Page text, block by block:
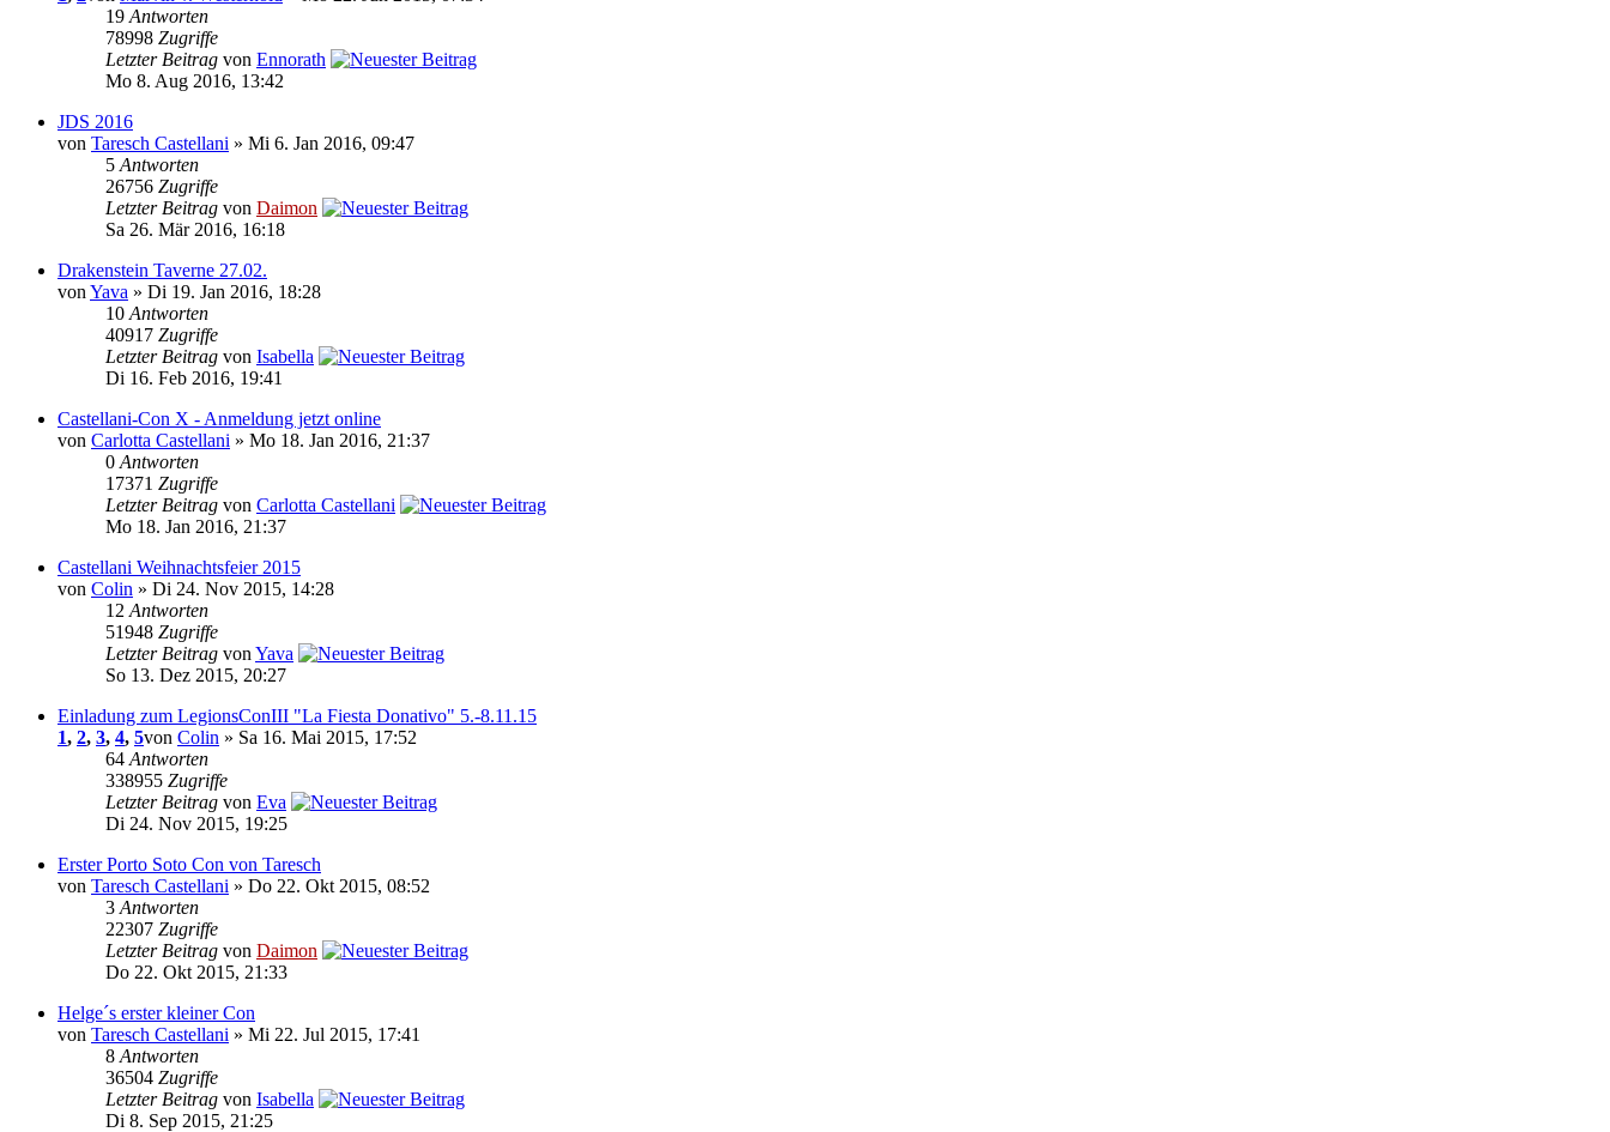
19 Antworten
78998 Zugriffe
Letzter Beitrag von Ennorath
Mo 8. Aug 2016, 13:42
JDS 2016
von Taresch Castellani » Mi 6. Jan 2016, 09:47
5 Antworten
26756 Zugriffe
Letzter Beitrag von Daimon
Sa 26. Mär 2016, 16:18
Drakenstein Taverne 27.02.
von Yava » Di 19. Jan 2016, 18:28
10 Antworten
40917 Zugriffe
Letzter Beitrag von Isabella
Di 16. Feb 2016, 19:41
Castellani-Con X - Anmeldung jetzt online
von Carlotta Castellani » Mo 18. Jan 2016, 21:37
0 Antworten
17371 Zugriffe
Letzter Beitrag von Carlotta Castellani
Mo 18. Jan 2016, 21:37
Castellani Weihnachtsfeier 2015
von Colin » Di 24. Nov 2015, 14:28
12 Antworten
51948 Zugriffe
Letzter Beitrag von Yava
So 13. Dez 2015, 20:27
Einladung zum LegionsConIII "La Fiesta Donativo" 5.-8.11.15
1, 2, 3, 4, 5von Colin » Sa 16. Mai 2015, 17:52
64 Antworten
338955 Zugriffe
Letzter Beitrag von Eva
Di 24. Nov 2015, 19:25
Erster Porto Soto Con von Taresch
von Taresch Castellani » Do 22. Okt 2015, 08:52
3 Antworten
22307 Zugriffe
Letzter Beitrag von Daimon
Do 22. Okt 2015, 21:33
Helge´s erster kleiner Con
von Taresch Castellani » Mi 22. Jul 2015, 17:41
8 Antworten
36504 Zugriffe
Letzter Beitrag von Isabella
Di 8. Sep 2015, 21:25